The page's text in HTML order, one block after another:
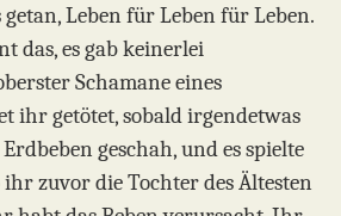
Leben für Leben für Leben.
das, es gab keinerlei
Schamane eines
ihr getötet, sobald irgendetwas
geschah, und es spielte
zuvor die Tochter des Ältesten